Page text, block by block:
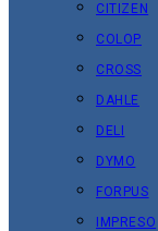
CITIZEN
COLOP
CROSS
DAHLE
DELI
DYMO
FORPUS
IMPRESO